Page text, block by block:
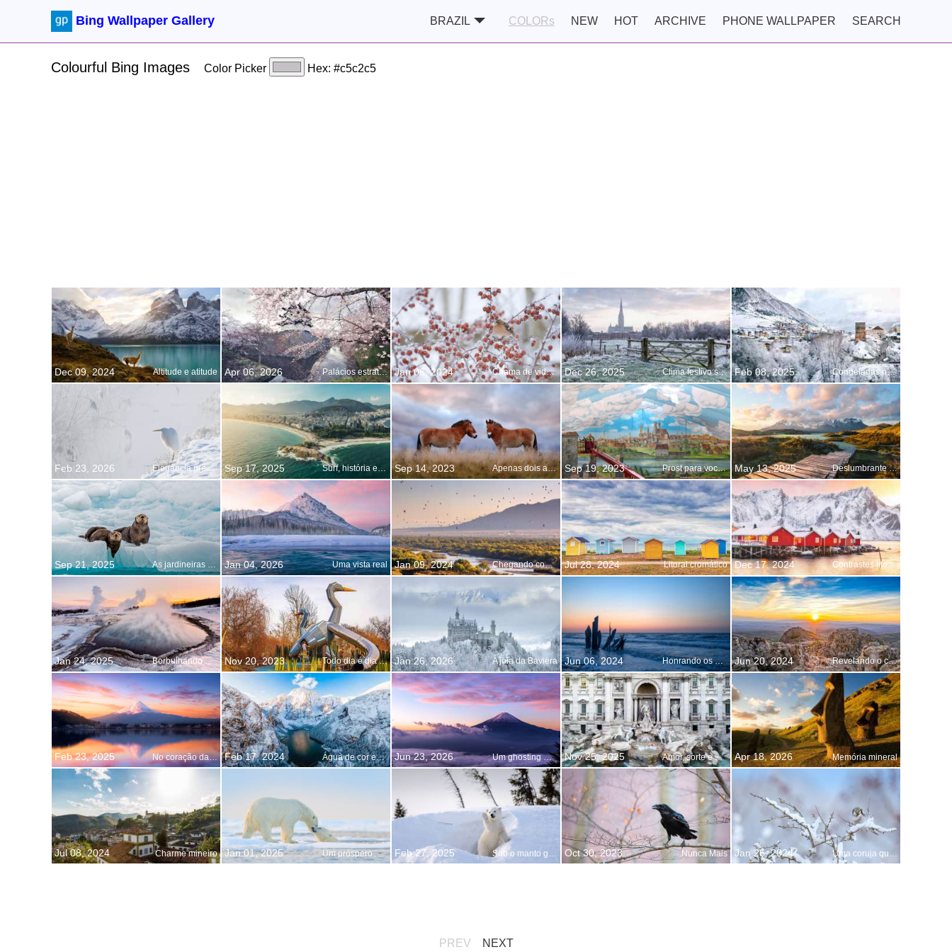
Bing Wallpaper Gallery BRAZIL COLORs NEW HOT ARCHIVE PHONE WALLPAPER SEARCH
Colourful Bing Images Color Picker Hex: #c5c2c5
Dec 09, 2024 Altitude e atitude Apr 06, 2026 Palácios estratégicos Jan 06, 2024 Chama de vida em meio a neve Dec 26, 2025 Clima festivo sem pressa Feb 08, 2025 Congeladas no tempo
Feb 23, 2026 Elegância predadora Sep 17, 2025 Surf, história e pôr do sol Sep 14, 2023 Apenas dois amigos brincando Sep 19, 2023 Prost para você e os seus! May 13, 2025 Deslumbrante aos 66 anos
Sep 21, 2025 As jardineiras do gelo Jan 04, 2026 Uma vista real Jan 09, 2024 Chegando com tudo Jul 28, 2024 Litoral cromático Dec 17, 2024 Contrastes litorâneos
Jan 24, 2025 Borbulhando de energia Nov 20, 2023 Todo dia é dia de brincar! Jan 26, 2026 A joia da Baviera Jun 06, 2024 Honrando os heróis Jun 20, 2024 Revelando o conhecimento astronômico
Feb 23, 2025 No coração da montanha sagrada Feb 17, 2024 Água de cor esmeralda Jun 23, 2026 Um ghosting meteorológico Nov 25, 2025 Amor, sorte e moedas Apr 18, 2026 Memória mineral
Jul 08, 2024 Charme mineiro Jan 01, 2025 Um próspero Ano-Novo Feb 27, 2025 Oct 30, 2023 Nunca Mais Jan 26, 2024
PREV NEXT